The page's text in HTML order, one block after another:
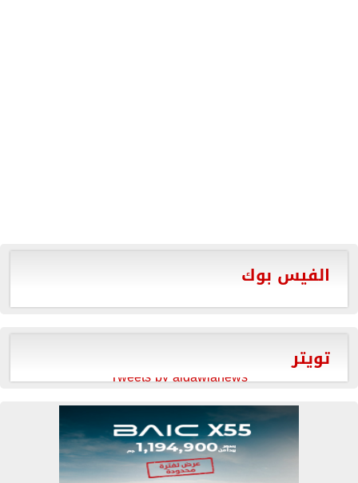
الفيس بوك
تويتر
Tweets by aldawlanews